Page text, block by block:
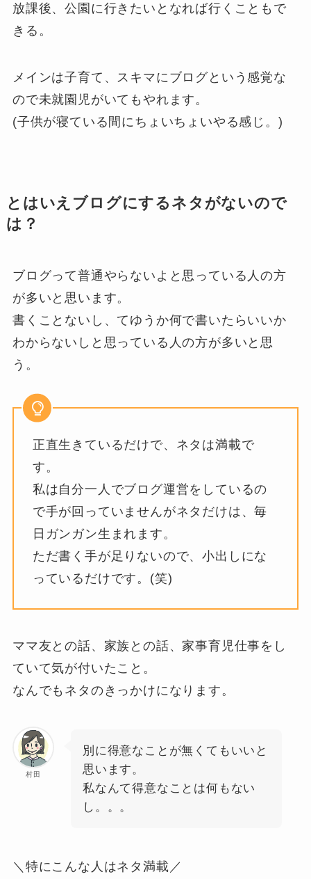
放課後、公園に行きたいとなれば行くこともで
きる。
メインは子育て、スキマにブログという感覚な
ので未就園児がいてもやれます。
(子供が寝ている間にちょいちょいやる感じ。)
とはいえブログにするネタがないので
は？
ブログって普通やらないよと思っている人の方
が多いと思います。
書くことないし、てゆうか何で書いたらいいか
わからないしと思っている人の方が多いと思
う。
正直生きているだけで、ネタは満載で
す。
私は自分一人でブログ運営をしているの
で手が回っていませんがネタだけは、毎
日ガンガン生まれます。
ただ書く手が足りないので、小出しにな
っているだけです。(笑)
ママ友との話、家族との話、家事育児仕事をし
ていて気が付いたこと。
なんでもネタのきっかけになります。
村田
別に得意なことが無くてもいいと
思います。
私なんて得意なことは何もない
し。。。
＼特にこんな人はネタ満載／